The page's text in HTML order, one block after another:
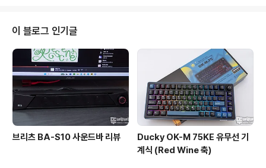
이 블로그 인기글
브리츠 BA-S10 사운드바 리뷰
Ducky OK-M 75KE 유무선 기
계식 (Red Wine 축)